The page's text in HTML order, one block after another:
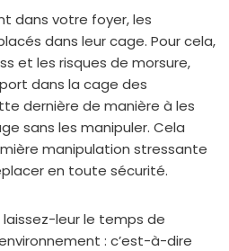
dans votre foyer, les
dans leur cage. Pour cela,
et les risques de morsure,
dans la cage des
dernière de manière à les
sans les manipuler. Cela
manipulation stressante
en toute sécurité.
leur le temps de
: c’est-à-dire